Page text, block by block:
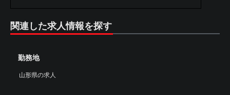
関連した求人情報を探す
勤務地
山形県の求人